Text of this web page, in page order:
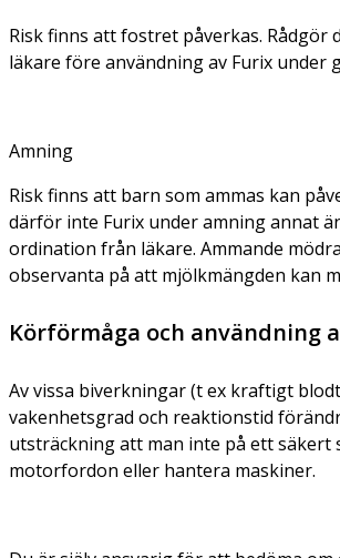
Risk finns att fostret påverkas. Rådgör
läkare före användning av Furix under
Amning
Risk finns att barn som ammas kan
därför inte Furix under amning annat
ordination från läkare. Ammande
observanta på att mjölkmängden kan
Körförmåga och användning
Av vissa biverkningar (t ex kraftigt
vakenhetsgrad och reaktionstid
utsträckning att man inte på ett säkert
motorfordon eller hantera maskiner.